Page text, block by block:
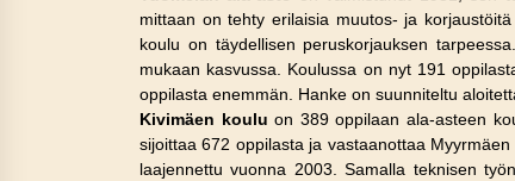
mittaan on tehty erilaisia muutos- ja
koulu on täydellisen peruskorjauksen
mukaan kasvussa. Koulussa on nyt 191
oppilasta enemmän. Hanke on suunniteltu
Kivimäen koulu on 389 oppilaan ala-asteen
sijoittaa 672 oppilasta ja vastaanottaa
laajennettu vuonna 2003. Samalla teknisen